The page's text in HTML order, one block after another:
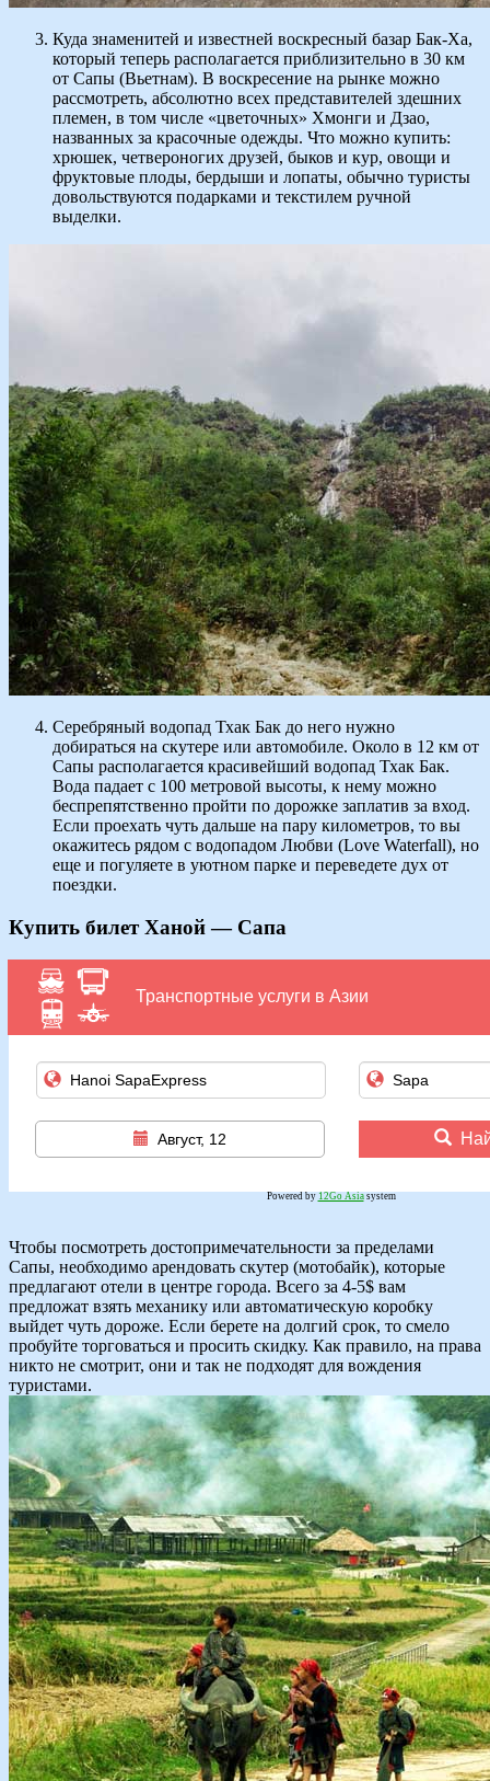
Куда знаменитей и известней воскресный базар Бак-Ха,
который теперь располагается приблизительно в 30 км
от Сапы (Вьетнам). В воскресение на рынке можно
рассмотреть, абсолютно всех представителей здешних
племен, в том числе «цветочных» Хмонги и Дзао,
названных за красочные одежды. Что можно купить:
хрюшек, четвероногих друзей, быков и кур, овощи и
фруктовые плоды, бердыши и лопаты, обычно туристы
довольствуются подарками и текстилем ручной
выделки.
Серебряный водопад Тхак Бак до него нужно
добираться на скутере или автомобиле. Около в 12 км от
Сапы располагается красивейший водопад Тхак Бак.
Вода падает с 100 метровой высоты, к нему можно
беспрепятственно пройти по дорожке заплатив за вход.
Если проехать чуть дальше на пару километров, то вы
окажитесь рядом с водопадом Любви (Love Waterfall), но
еще и погуляете в уютном парке и переведете дух от
поездки.
Купить билет Ханой — Сапа
Транспортные услуги в Азии
Август, 12
Powered by 12Go Asiasystem
Чтобы посмотреть достопримечательности за пределами
Сапы, необходимо арендовать скутер (мотобайк), которые
предлагают отели в центре города. Всего за 4-5$ вам
предложат взять механику или автоматическую коробку
выйдет чуть дороже. Если берете на долгий срок, то смело
пробуйте торговаться и просить скидку. Как правило, на права
никто не смотрит, они и так не подходят для вождения
туристами.